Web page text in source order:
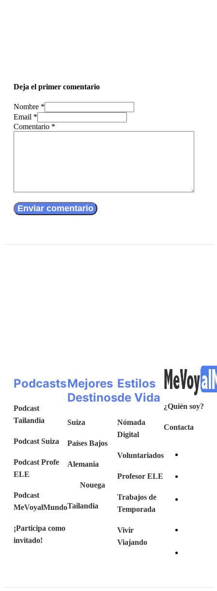
Deja el primer comentario
Nombre *
Email *
Comentario *
Podcasts
Podcast
Tailandia
Podcast Suiza
Podcast Profe
ELE
Podcast
MeVoyalMundo
¡Participa como
invitado!
Mejores
Destinos
Suiza
Países Bajos
Alemania
Nouega
Tailandia
Estilos
de Vida
Nómada
Digital
Voluntariados
Profesor ELE
Trabajos de
Temporada
Vivir
Viajando
¿Quién soy?
Contacta